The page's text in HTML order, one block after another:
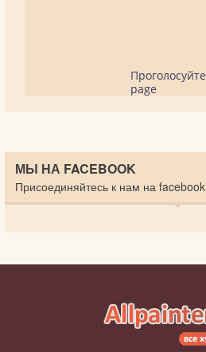
Проголосуйте
page
МЫ НА FACEBOOK
Присоединяйтесь к нам на facebook